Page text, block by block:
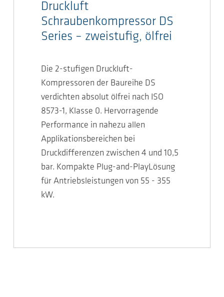
Druckluft
Schraubenkompressor DS
Series – zweistufig, ölfrei
Die 2-stufigen Druckluft-
Kompressoren der Baureihe DS
verdichten absolut ölfrei nach ISO
8573-1, Klasse 0. Hervorragende
Performance in nahezu allen
Applikationsbereichen bei
Druckdifferenzen zwischen 4 und 10,5
bar. Kompakte Plug-and-PlayLösung
für Antriebsleistungen von 55 - 355
kW.